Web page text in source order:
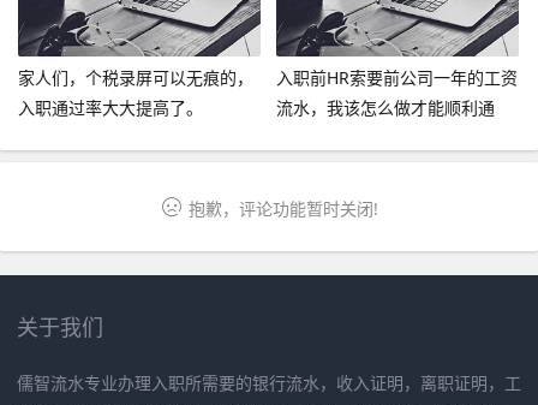
家人们，个税录屏可以无痕的，
入职通过率大大提高了。
入职前HR索要前公司一年的工资
流水，我该怎么做才能顺利通
抱歉，评论功能暂时关闭!
关于我们
儒智流水专业办理入职所需要的银行流水，收入证明，离职证明，工